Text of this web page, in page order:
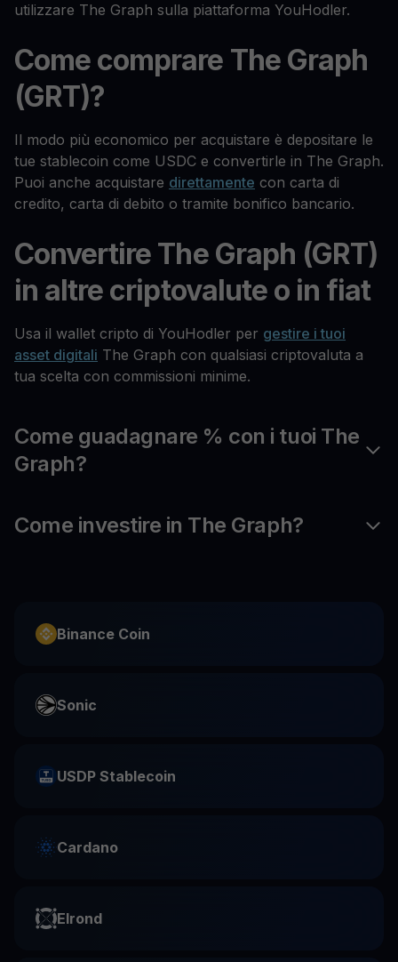
utilizzare The Graph sulla piattaforma YouHodler.
Come comprare The Graph
(GRT)?
Il modo più economico per acquistare è depositare le
tue stablecoin come USDC e convertirle in The Graph.
Puoi anche acquistare direttamente con carta di
credito, carta di debito o tramite bonifico bancario.
Convertire The Graph (GRT)
in altre criptovalute o in fiat
Usa il wallet cripto di YouHodler per gestire i tuoi
asset digitali The Graph con qualsiasi criptovaluta a
tua scelta con commissioni minime.
Come guadagnare % con i tuoi The
Graph?
Come investire in The Graph?
Binance Coin
Sonic
USDP Stablecoin
Cardano
Elrond